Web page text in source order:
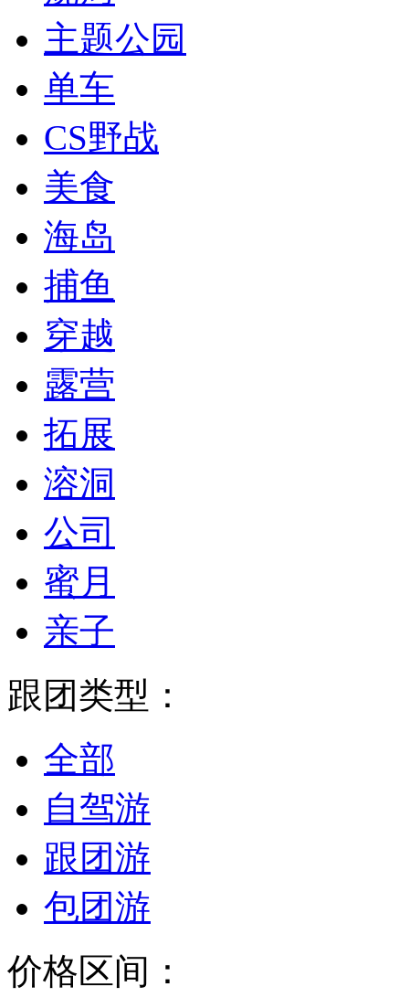
主题公园
单车
CS野战
美食
海岛
捕鱼
穿越
露营
拓展
溶洞
公司
蜜月
亲子
跟团类型：
全部
自驾游
跟团游
包团游
价格区间：